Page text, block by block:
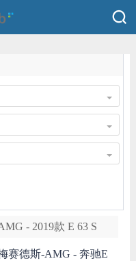
- 2019款 E 63 S
赛德斯-AMG - 奔驰E